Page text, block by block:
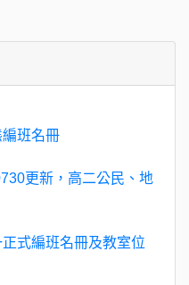
班名冊
更新，高二公民、地
正式編班名冊及教室位